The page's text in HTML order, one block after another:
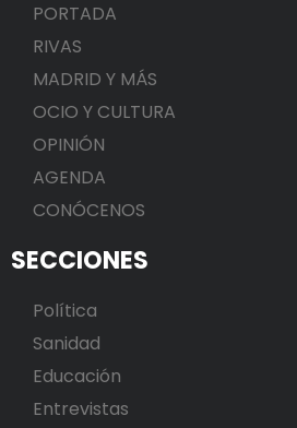
PORTADA
RIVAS
MADRID Y MÁS
OCIO Y CULTURA
OPINIÓN
AGENDA
CONÓCENOS
SECCIONES
Política
Sanidad
Educación
Entrevistas